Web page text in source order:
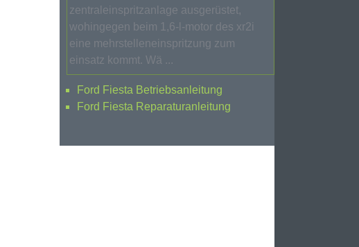
zentraleinspritzanlage ausgerüstet,
wohingegen beim 1,6-l-motor des xr2i
eine mehrstelleneinspritzung zum
einsatz kommt. Wä ...
Ford Fiesta Betriebsanleitung
Ford Fiesta Reparaturanleitung